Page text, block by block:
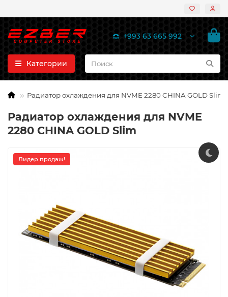
+993 63 665 992
Категории
Радиатор охлаждения для NVME 2280 CHINA GOLD Slim
Радиатор охлаждения для NVME
2280 CHINA GOLD Slim
Лидер продаж!